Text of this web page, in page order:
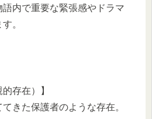
内で重要な緊張感やドラマ
。
存在）】
きた保護者のような存在。